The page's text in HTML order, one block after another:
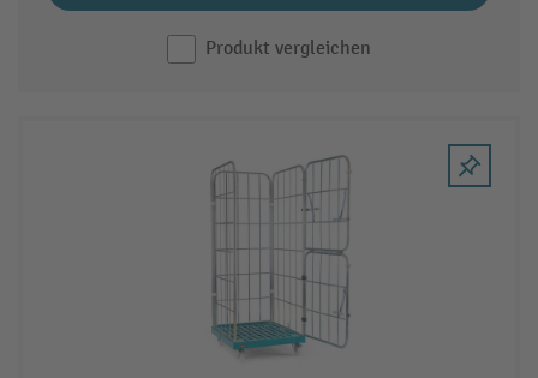
Produkt vergleichen